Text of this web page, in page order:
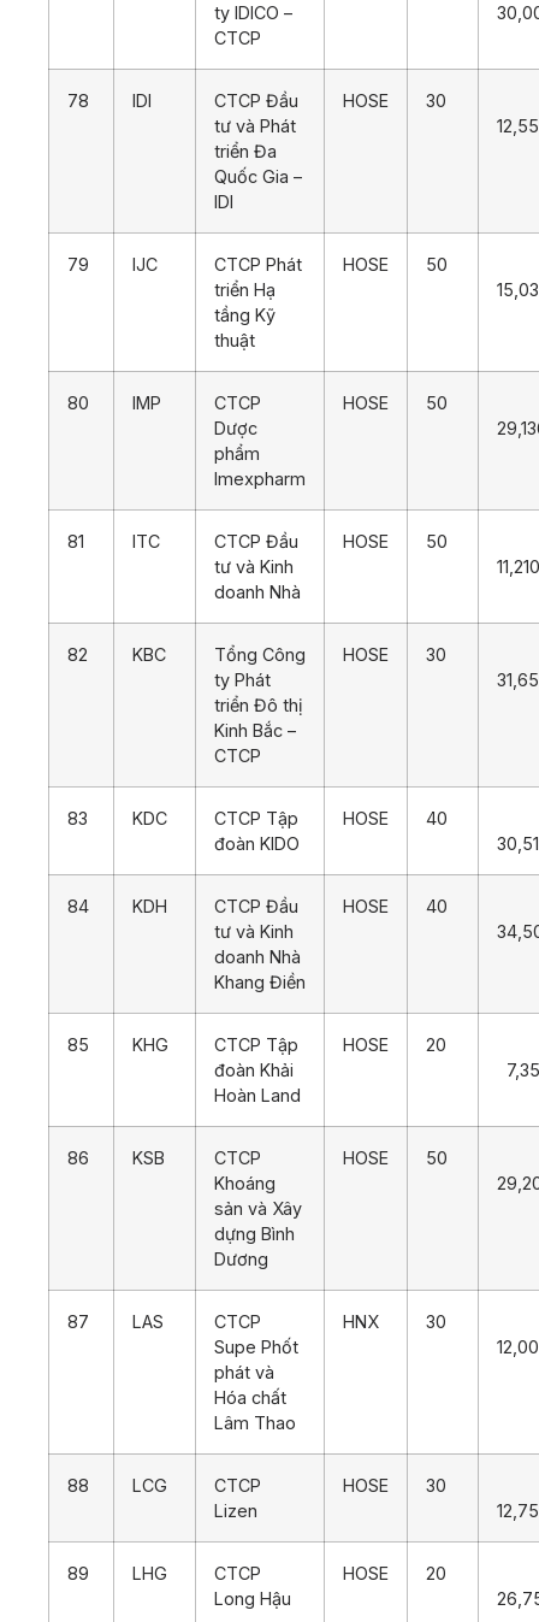
ty IDICO –
CTCP
78 IDI
CTCP Đầu
tư và Phát
triển Đa
Quốc Gia –
IDI
HOSE
30
79 IJC
CTCP Phát
triển Hạ
tầng Kỹ
thuật
HOSE
50
80 IMP
CTCP
Dược
phẩm
Imexpharm
HOSE
50
81 ITC
CTCP Đầu
tư và Kinh
doanh Nhà
HOSE
50
11,210
82 KBC
Tổng Công
ty Phát
triển Đô thị
Kinh Bắc –
CTCP
HOSE
30
83 KDC
CTCP Tập
đoàn KIDO
HOSE
40
84 KDH
CTCP Đầu
tư và Kinh
doanh Nhà
Khang Điền
HOSE
40
85 KHG
CTCP Tập
đoàn Khải
Hoàn Land
HOSE
20
86 KSB
CTCP
Khoáng
sản và Xây
dựng Bình
Dương
HOSE
50
87 LAS
CTCP
Supe Phốt
phát và
Hóa chất
Lâm Thao
HNX
30
88 LCG
CTCP
Lizen
HOSE
30
89 LHG
CTCP
Long Hậu
HOSE
20